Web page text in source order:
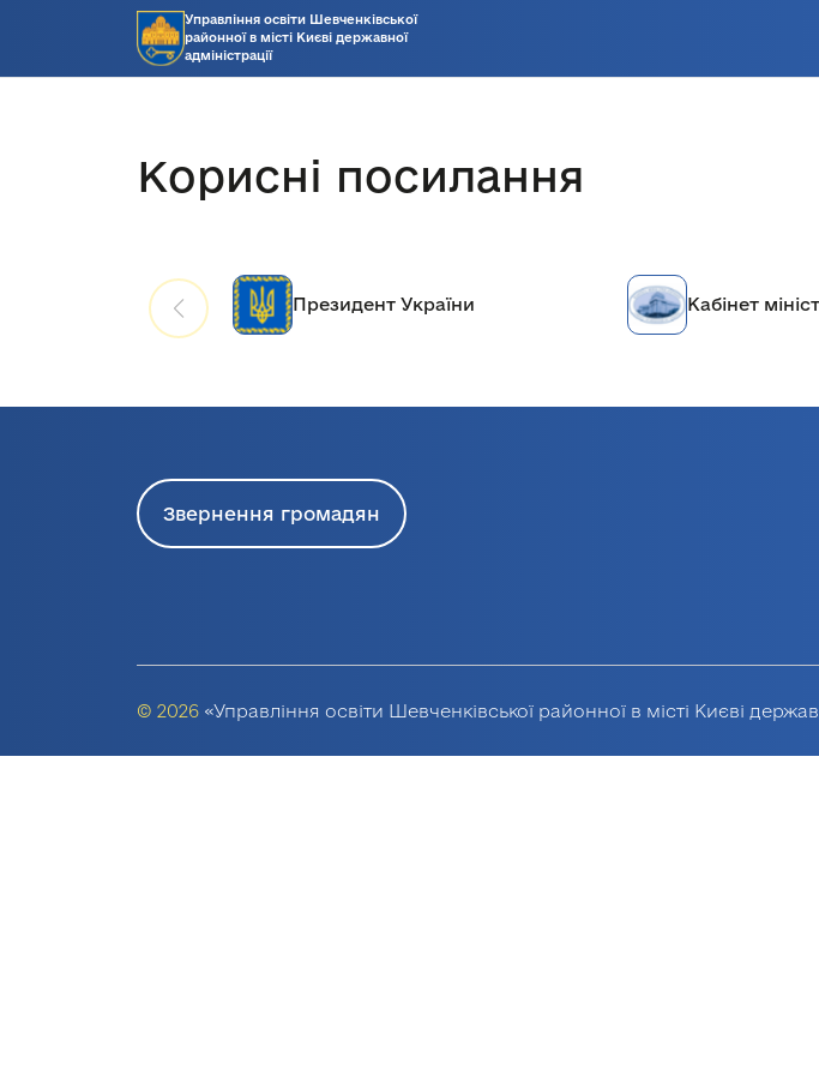
Управління освіти Шевченківської
районної в місті Києві державної
адміністрації
Корисні посилання
Президент України Кабінет міністрів України
Звернення громадян
© 2026 «Управління освіти Шевченківської районної в місті Києві